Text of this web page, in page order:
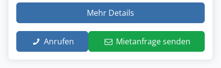
Mehr Details
Anrufen Mietanfrage senden